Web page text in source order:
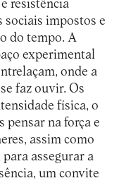
resistência
sociais impostos e
do tempo. A
experimental
onde a
faz ouvir. Os
física, o
pensar na força e
assim como
assegurar a
um convite